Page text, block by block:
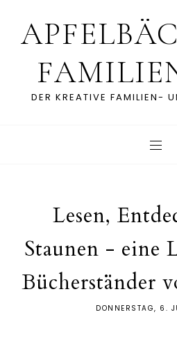
DER KREATIVE FAMILIEN-
Lesen,
Staunen - eine
Bücherständer
DONNERSTAG, 6.